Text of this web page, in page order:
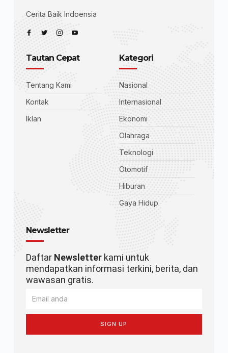
Cerita Baik Indoensia
Tautan Cepat
Tentang Kami
Kontak
Iklan
Kategori
Nasional
Internasional
Ekonomi
Olahraga
Teknologi
Otomotif
Hiburan
Gaya Hidup
Newsletter
Daftar Newsletterkami untuk
mendapatkan informasi terkini, berita, dan
wawasan gratis.
SIGN UP